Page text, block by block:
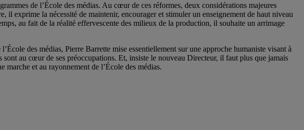
de l’École des médias. Au cœur de ces réformes, deux considérations majeures
exprime la nécessité de maintenir, encourager et stimuler un enseignement de haut niveau
au fait de la réalité effervescente des milieux de la production, il souhaite un arrimage
des médias, Pierre Barrette mise essentiellement sur une approche humaniste visant à
au cœur de ses préoccupations. Et, insiste le nouveau Directeur, il faut plus que jamais
marche et au rayonnement de l’École des médias.